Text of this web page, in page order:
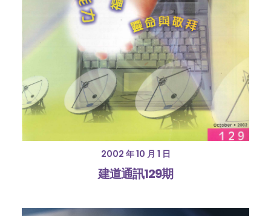
2002 年 10 月 1 日
建道通訊129期